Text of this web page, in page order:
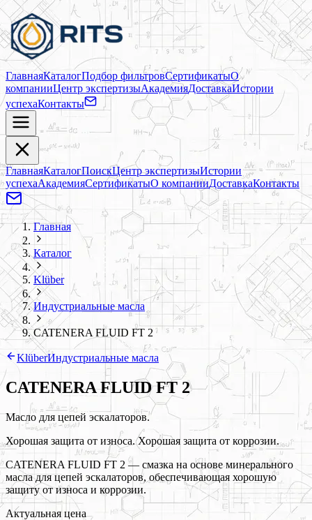
ГлавнаяКаталогПодбор фильтровСертификатыО
компанииЦентр экспертизыАкадемияДоставкаИстории
успехаКонтакты
ГлавнаяКаталогПоискЦентр экспертизыИстории
успехаАкадемияСертификатыО компанииДоставкаКонтакты
Главная
Каталог
Klüber
Индустриальные масла
CATENERA FLUID FT 2
KlüberИндустриальные масла
CATENERA FLUID FT 2
Масло для цепей эскалаторов.
Хорошая защита от износа. Хорошая защита от коррозии.
CATENERA FLUID FT 2 — смазка на основе минерального
масла для цепей эскалаторов, обеспечивающая хорошую
защиту от износа и коррозии.
Актуальная цена